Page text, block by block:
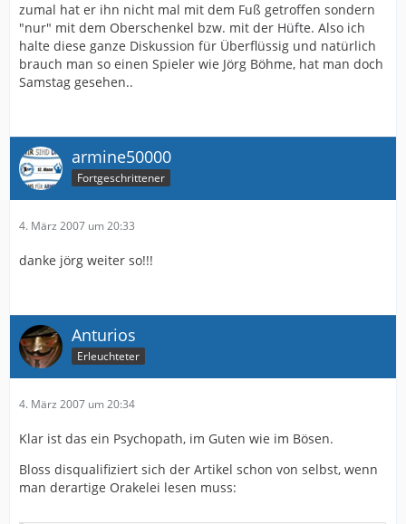
zumal hat er ihn nicht mal mit dem Fuß getroffen sondern
"nur" mit dem Oberschenkel bzw. mit der Hüfte. Also ich
halte diese ganze Diskussion für Überflüssig und natürlich
brauch man so einen Spieler wie Jörg Böhme, hat man doch
Samstag gesehen..
armine50000
Fortgeschrittener
4. März 2007 um 20:33
danke jörg weiter so!!!
Anturios
Erleuchteter
4. März 2007 um 20:34
Klar ist das ein Psychopath, im Guten wie im Bösen.
Bloss disqualifiziert sich der Artikel schon von selbst, wenn
man derartige Orakelei lesen muss: